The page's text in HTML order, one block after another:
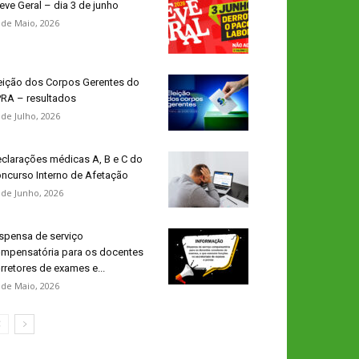
Geral – dia 3 de junho
Maio, 2026
dos Corpos Gerentes do
– resultados
de Julho, 2026
médicas A, B e C do
Interno de Afetação
de Junho, 2026
de serviço
para os docentes
de exames e...
Maio, 2026